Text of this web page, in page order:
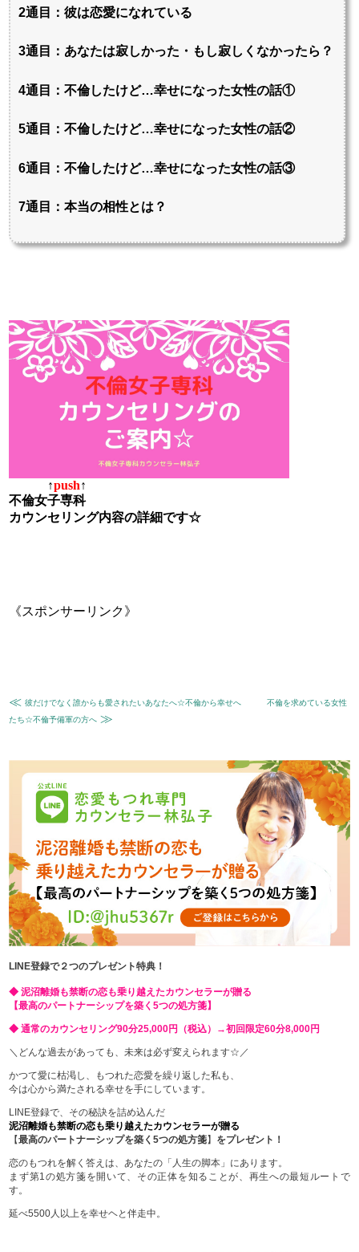
2通目：彼は恋愛になれている
3通目：あなたは寂しかった・もし寂しくなかったら？
4通目：不倫したけど…幸せになった女性の話①
5通目：不倫したけど…幸せになった女性の話②
6通目：不倫したけど…幸せになった女性の話③
7通目：本当の相性とは？
↑push↑
不倫女子専科
カウンセリング内容の詳細です☆
《スポンサーリンク》
≪彼だけでなく誰からも愛されたいあなたへ☆不倫から幸せへ
不倫を求めている女性
たち☆不倫予備軍の方へ ≫
LINE登録で２つのプレゼント特典！
◆ 泥沼離婚も禁断の恋も乗り越えたカウンセラーが贈る
【最高のパートナーシップを築く5つの処方箋】
◆ 通常のカウンセリング90分25,000円（税込）→初回限定60分8,000円
＼どんな過去があっても、未来は必ず変えられます☆／
かつて愛に枯渇し、もつれた恋愛を繰り返した私も、
今は心から満たされる幸せを手にしています。
LINE登録で、その秘訣を詰め込んだ
泥沼離婚も禁断の恋も乗り越えたカウンセラーが贈る
【最高のパートナーシップを築く5つの処方箋】 をプレゼント！
恋のもつれを解く答えは、あなたの「人生の脚本」にあります。
まず第1の処方箋を開いて、その正体を知ることが、再生への最短ルートで
す。
延べ5500人以上を幸せヘと伴走中。